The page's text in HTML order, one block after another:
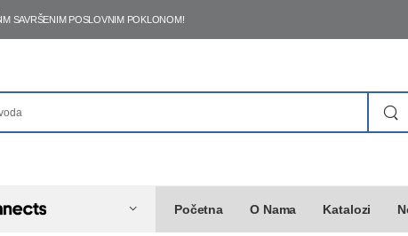
SAVRŠENIM POSLOVNIM POKLONOM!
Početna O Nama Katalozi